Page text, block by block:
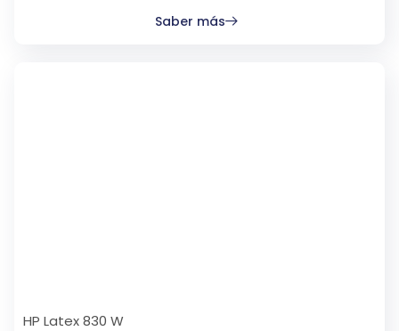
Saber más
HP Latex 830 W